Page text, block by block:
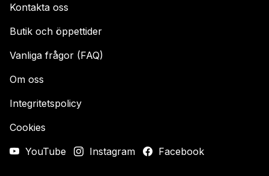
Kontakta oss
Butik och öppettider
Vanliga frågor (FAQ)
Om oss
Integritetspolicy
Cookies
YouTube
Instagram Facebook